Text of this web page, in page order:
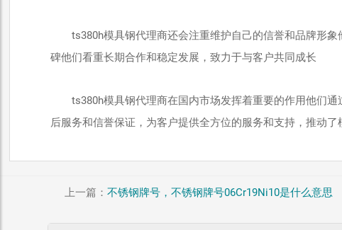
ts380h模具钢代理商还会注重维护自己的信誉和品牌形
碑他们看重长期合作和稳定发展，致力于与客户共同成长
ts380h模具钢代理商在国内市场发挥着重要的作用他们
后服务和信誉保证，为客户提供全方位的服务和支持，推动
上一篇： 不锈钢牌号，不锈钢牌号06Cr19Ni10是什么意思